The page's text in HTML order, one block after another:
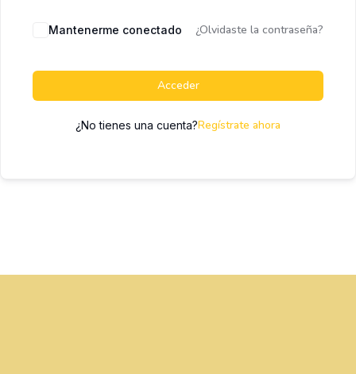
Mantenerme conectado ¿Olvidaste la contraseña?
Acceder
¿No tienes una cuenta?Regístrate ahora